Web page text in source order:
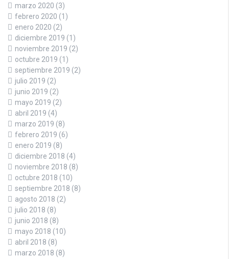
marzo 2020 (3)
febrero 2020 (1)
enero 2020 (2)
diciembre 2019 (1)
noviembre 2019 (2)
octubre 2019 (1)
septiembre 2019 (2)
julio 2019 (2)
junio 2019 (2)
mayo 2019 (2)
abril 2019 (4)
marzo 2019 (8)
febrero 2019 (6)
enero 2019 (8)
diciembre 2018 (4)
noviembre 2018 (8)
octubre 2018 (10)
septiembre 2018 (8)
agosto 2018 (2)
julio 2018 (8)
junio 2018 (8)
mayo 2018 (10)
abril 2018 (8)
marzo 2018 (8)